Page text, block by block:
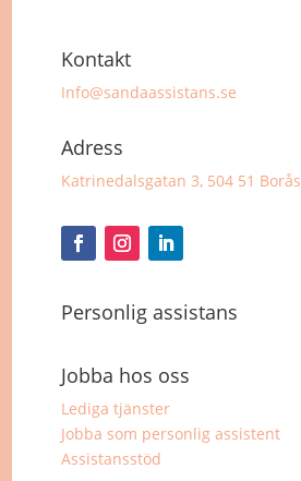
Kontakt
Info@sandaassistans.se
Adress
Katrinedalsgatan 3, 504 51 Borås
Personlig assistans
Jobba hos oss
Lediga tjänster
Jobba som personlig assistent
Assistansstöd